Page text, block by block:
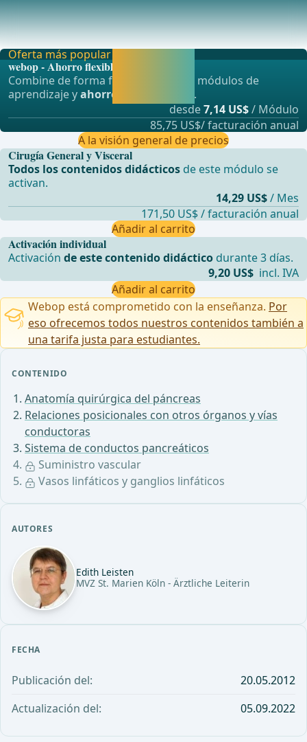
CONTENIDO
Anatomía quirúrgica del páncreas
Relaciones posicionales con otros órganos y vías
conductoras
Sistema de conductos pancreáticos
Suministro vascular
Vasos linfáticos y ganglios linfáticos
AUTORES
Edith Leisten
MVZ St. Marien Köln - Ärztliche Leiterin
FECHA
Publicación del:
20.05.2012
Actualización del:
05.09.2022
El suministro arterial del páncreas se realiza a través de la
A. pancreaticoduodenalis superior, qu
Activación individual
Activaciónde este contenido didáctico durante 3 días.
9,20 US$ incl. IVA
Añadir al carrito
Oferta más popular
webop - Ahorro flexible
Combine de forma flexible nuestros módulos de
aprendizaje yahorre hasta un 50% .
desde7,14 US$/ Módulo
85,75 US$/ facturación anual
A la visión general de precios
Cirugía General y Visceral
Todos los contenidos didácticos de este módulo se
activan.
14,29 US$/ Mes
171,50 US$ / facturación anual
Añadir al carrito
Webop está comprometido con la enseñanza. Por
eso ofrecemos todos nuestros contenidos también a
una tarifa justa para estudiantes.